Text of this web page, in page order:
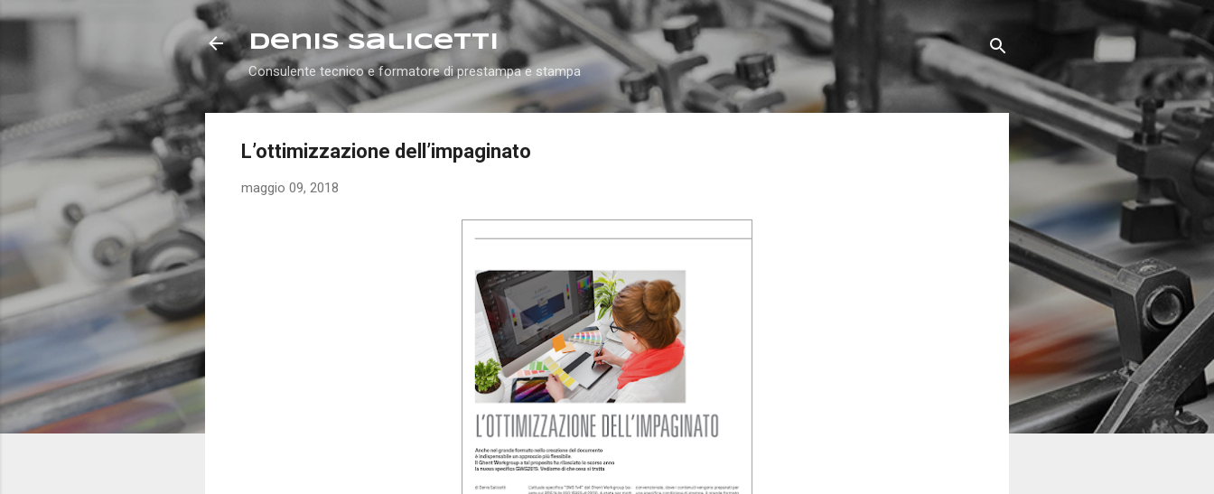
Passa ai contenuti principali
Denis Salicetti
Consulente tecnico e formatore di prestampa e stampa
L’ottimizzazione dell’impaginato
maggio 09, 2018